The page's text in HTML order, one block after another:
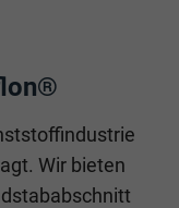
Wir bieten